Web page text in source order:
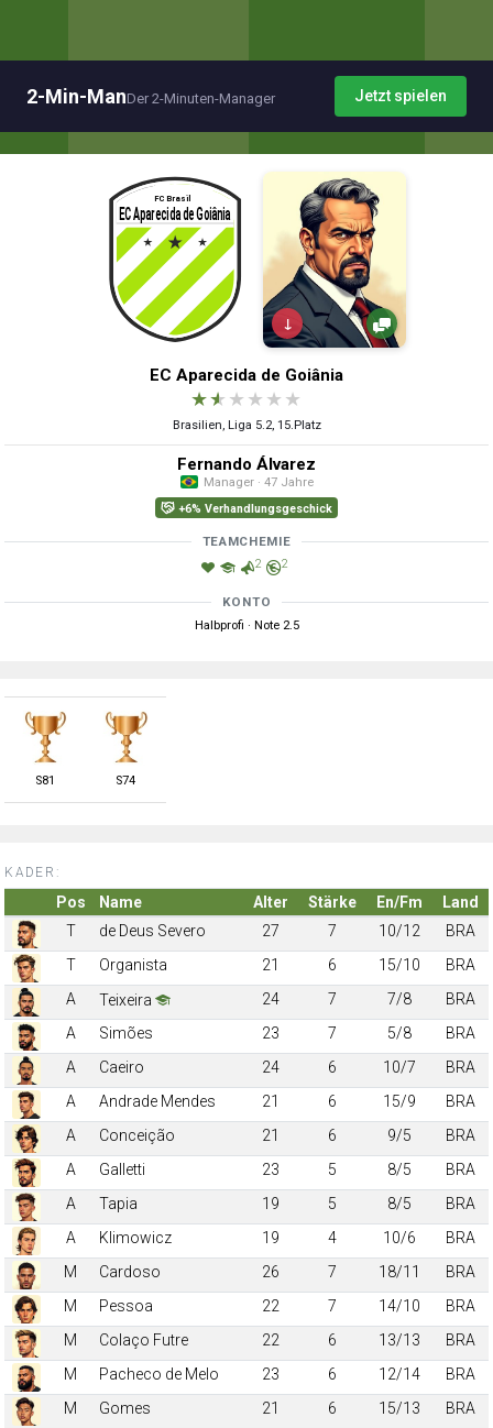
2-Min-ManDer 2-Minuten-Manager Jetzt spielen
↓
EC Aparecida de Goiânia
★★ ★ ★ ★ ★
Brasilien, Liga 5.2, 15.Platz
Fernando Álvarez
Manager · 47 Jahre
+6% Verhandlungsgeschick
TEAMCHEMIE
2 2
KONTO
Halbprofi · Note 2.5
S81 S74
KADER:
Pos Name Alter Stärke En/Fm
Land
T
de Deus Severo 27 7 10/12
BRA
T
Organista 21 6 15/10
BRA
A
Teixeira 24 7 7/8
BRA
A
Simões 23 7 5/8
BRA
A
Caeiro 24 6 10/7
BRA
A
Andrade Mendes 21 6 15/9
BRA
A
Conceição 21 6 9/5
BRA
A
Galletti 23 5 8/5
BRA
A
Tapia 19 5 8/5
BRA
A
Klimowicz 19 4 10/6
BRA
M
Cardoso 26 7 18/11
BRA
M
Pessoa 22 7 14/10
BRA
M
Colaço Futre 22 6 13/13
BRA
M
Pacheco de Melo 23 6 12/14
BRA
M
Gomes 21 6 15/13
BRA